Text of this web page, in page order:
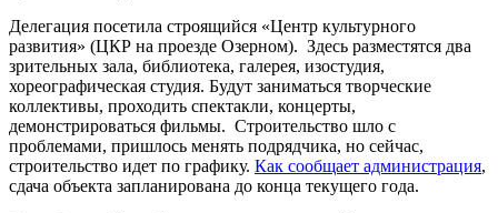
Делегация посетила строящийся «Центр культурного
развития» (ЦКР на проезде Озерном). Здесь разместятся два
зрительных зала, библиотека, галерея, изостудия,
хореографическая студия. Будут заниматься творческие
коллективы, проходить спектакли, концерты,
демонстрироваться фильмы. Строительство шло с
проблемами, пришлось менять подрядчика, но сейчас,
строительство идет по графику. Как сообщает администрация,
сдача объекта запланирована до конца текущего года.